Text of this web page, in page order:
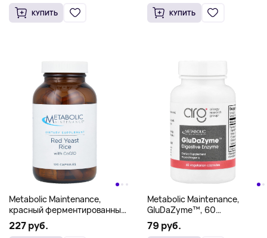
КУПИТЬ КУПИТЬ
Metabolic Maintenance,
красный ферментированный
рис с коэнзимом Q10, 120
капсул
227 руб.
Metabolic Maintenance,
GluDaZyme™, 60
вегетарианских капсул
79 руб.